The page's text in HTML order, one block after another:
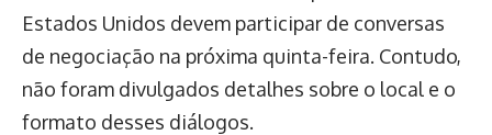
Estados Unidos devem participar de conversas
de negociação na próxima quinta-feira. Contudo,
não foram divulgados detalhes sobre o local e o
formato desses diálogos.